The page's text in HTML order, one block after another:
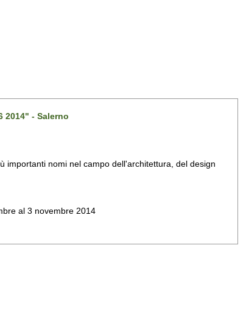
2014" - Salerno
importanti nomi nel campo dell'architettura, del design
al 3 novembre 2014